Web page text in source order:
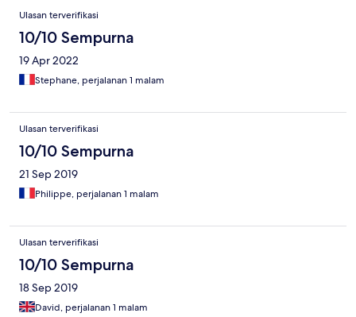
Ulasan terverifikasi
10/10 Sempurna
19 Apr 2022
Stephane, perjalanan 1 malam
Ulasan terverifikasi
10/10 Sempurna
21 Sep 2019
Philippe, perjalanan 1 malam
Ulasan terverifikasi
10/10 Sempurna
18 Sep 2019
David, perjalanan 1 malam